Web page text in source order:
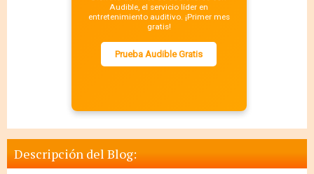
Audible, el servicio líder en
entretenimiento auditivo. ¡Primer mes
gratis!
Prueba Audible Gratis
Descripción del Blog: